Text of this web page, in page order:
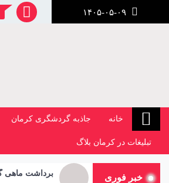
خانه جاذبه گردشگری کرمان
تبلیغات در کرمان بلاگ
خبر فوری برداشت ماهی